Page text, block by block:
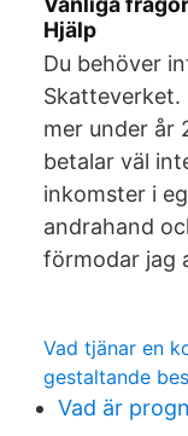
Hjälp
Du behöver
Skatteverket.
mer under år
betalar väl
inkomster i
andrahand
förmodar jag
Vad tjänar en
gestaltande
Vad är